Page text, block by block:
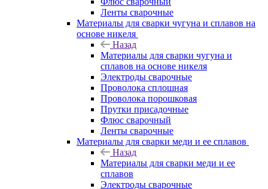
Ленты сварочные
Материалы для сварки чугуна и сплавов на
основе никеля
Назад
Материалы для сварки чугуна и
сплавов на основе никеля
Электроды сварочные
Проволока сплошная
Проволока порошковая
Прутки присадочные
Флюс сварочный
Ленты сварочные
Материалы для сварки меди и ее сплавов
Назад
Материалы для сварки меди и ее
сплавов
Электроды сварочные